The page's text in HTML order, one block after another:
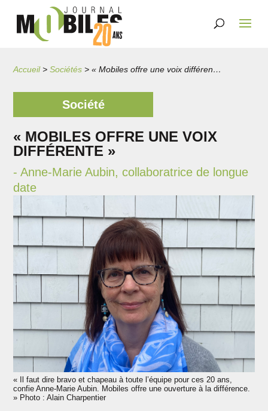
Accueil>Sociétés > « Mobiles offre une voix différente »
Société
« MOBILES OFFRE UNE VOIX
DIFFÉRENTE »
- Anne-Marie Aubin, collaboratrice de longue
date
« Il faut dire bravo et chapeau à toute l’équipe pour ces 20 ans,
confie Anne-Marie Aubin. Mobiles offre une ouverture à la différence.
» Photo : Alain Charpentier